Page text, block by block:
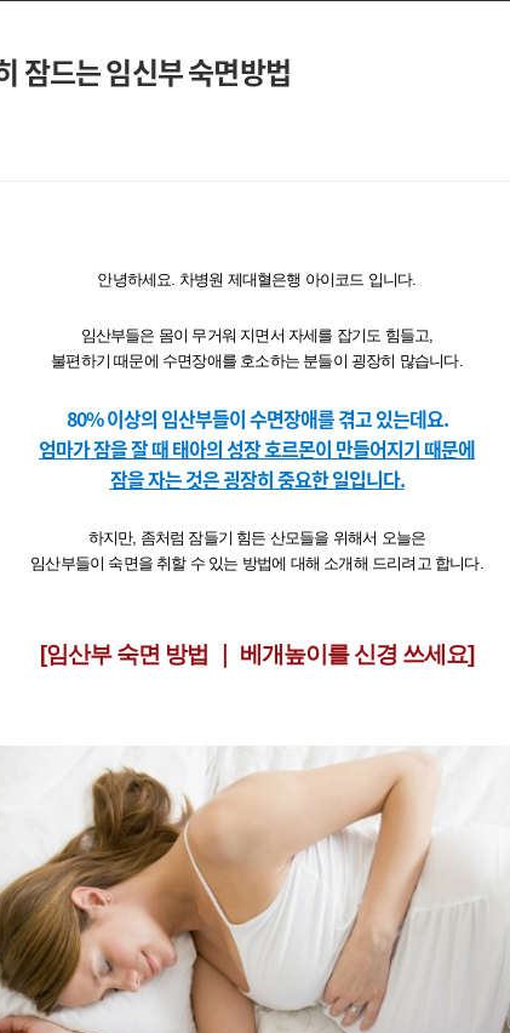
잠드는 임신부 숙면방법
안녕하세요. 차병원 제대혈은행 아이코드 입니다.
임산부들은 몸이 무거워 지면서 자세를 잡기도 힘들고,
불편하기 때문에 수면장애를 호소하는 분들이 굉장히 많습니다.
80% 이상의 임산부들이 수면장애를 겪고 있는데요.
엄마가 잠을 잘 때 태아의 성장 호르몬이 만들어지기 때문에
잠을 자는 것은 굉장히 중요한 일입니다.
하지만, 좀처럼 잠들기 힘든 산모들을 위해서 오늘은
임산부들이 숙면을 취할 수 있는 방법에 대해 소개해 드리려고 합니다.
[임산부 숙면 방법 ｜ 베개높이를 신경 쓰세요]